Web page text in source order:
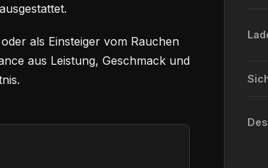
als Einsteiger vom Rauchen
aus Leistung, Geschmack und